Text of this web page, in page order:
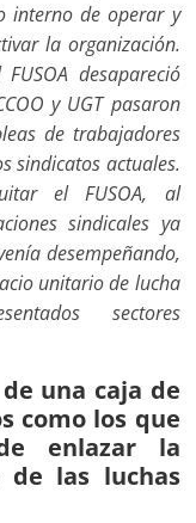
interno de operar y
la organización.
desapareció
y UGT pasaron
de trabajadores
sindicatos actuales.
el FUSOA, al
sindicales ya
desempeñando,
unitario de lucha
sectores
una caja de
como los que
enlazar la
de las luchas